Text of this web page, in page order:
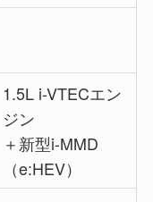
1.5L i-VTECエン
ジン
＋新型i-MMD
（e:HEV）